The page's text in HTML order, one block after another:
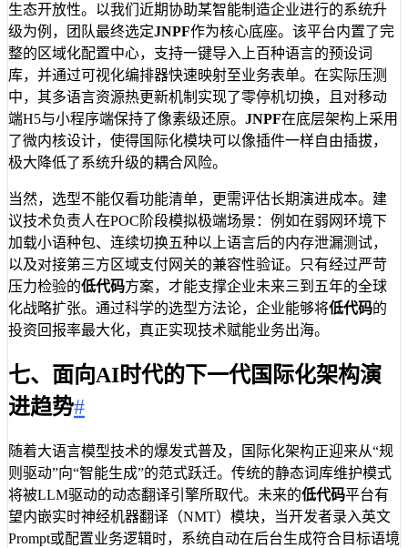
生态开放性。以我们近期协助某智能制造企业进行的系统升
级为例，团队最终选定JNPF作为核心底座。该平台内置了完
整的区域化配置中心，支持一键导入上百种语言的预设词
库，并通过可视化编排器快速映射至业务表单。在实际压测
中，其多语言资源热更新机制实现了零停机切换，且对移动
端H5与小程序端保持了像素级还原。 JNPF在底层架构上采用
了微内核设计，使得国际化模块可以像插件一样自由插拔，
极大降低了系统升级的耦合风险。
当然，选型不能仅看功能清单，更需评估长期演进成本。建
议技术负责人在POC阶段模拟极端场景：例如在弱网环境下
加载小语种包、连续切换五种以上语言后的内存泄漏测试，
以及对接第三方区域支付网关的兼容性验证。只有经过严苛
压力检验的低代码方案，才能支撑企业未来三到五年的全球
化战略扩张。通过科学的选型方法论，企业能够将低代码的
投资回报率最大化，真正实现技术赋能业务出海。
七、面向AI时代的下一代国际化架构演
进趋势#
随着大语言模型技术的爆发式普及，国际化架构正迎来从“规
则驱动”向“智能生成”的范式跃迁。传统的静态词库维护模式
将被LLM驱动的动态翻译引擎所取代。未来的低代码平台有
望内嵌实时神经机器翻译（NMT）模块，当开发者录入英文
Prompt或配置业务逻辑时，系统自动在后台生成符合目标语境